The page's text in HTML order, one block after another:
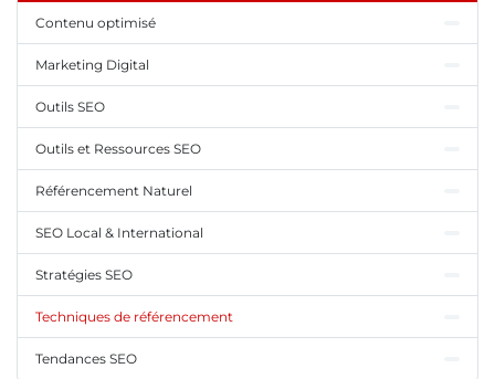
Contenu optimisé
Marketing Digital
Outils SEO
Outils et Ressources SEO
Référencement Naturel
SEO Local & International
Stratégies SEO
Techniques de référencement
Tendances SEO